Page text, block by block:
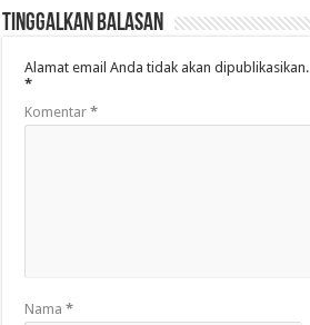
Tinggalkan Balasan
Alamat email Anda tidak akan dipublikasikan.
*
Komentar*
Nama*